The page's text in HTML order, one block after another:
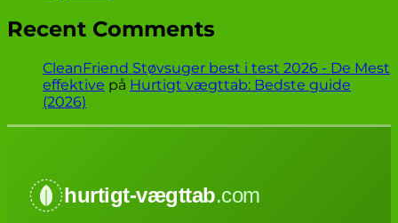
Recent Comments
CleanFriend Støvsuger best i test 2026 - De Mest
effektive på Hurtigt vægttab: Bedste guide
(2026)
hurtigt-vægttab.com